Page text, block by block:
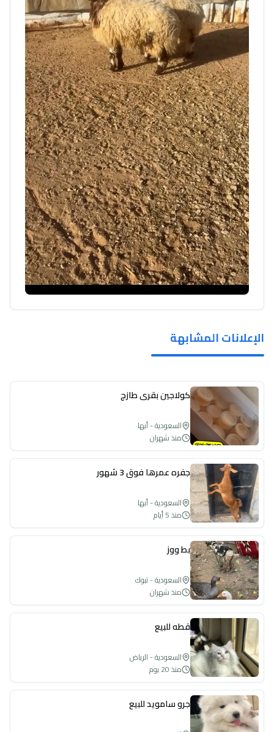
الإعلانات المشابهة
كولاجين بقري طازج
السعودية - أبها
منذ شهران
جفره عمرها فوق 3 شهور
السعودية - أبها
منذ 5 أيام
بط ووز
السعودية - تبوك
منذ شهران
قطه للبيع
السعودية - الرياض
منذ 20 يوم
جرو سامويد للبيع